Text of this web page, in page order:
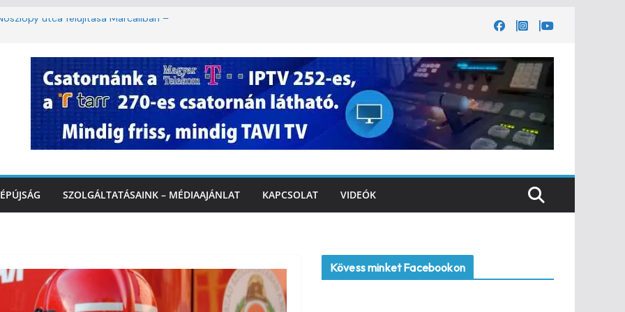
utca felújítása Marcaliban –
lakossági felháborodást váltott ki a
Marcaliban – VIDEÓ
a Balatonnál – az első félidő végén
SZOLGÁLTATÁSAINK – MÉDIAAJÁNLAT KAPCSOLAT VIDEÓK
Kövess minket Facebookon